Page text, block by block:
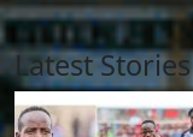
Latest Stories